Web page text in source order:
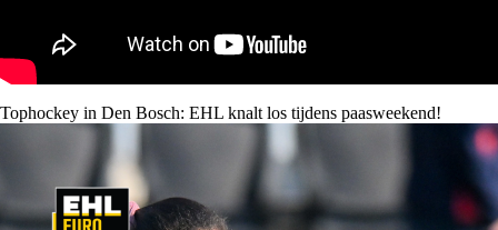
Tophockey in Den Bosch: EHL knalt los tijdens paasweekend!